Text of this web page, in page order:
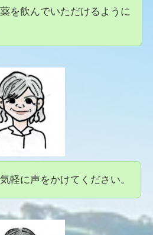
を飲んでいただけるように
軽に声をかけてください。